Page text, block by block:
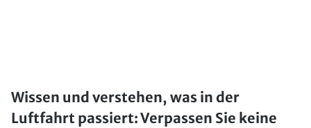
Wissen und verstehen, was in der
Luftfahrt passiert: Verpassen Sie keine